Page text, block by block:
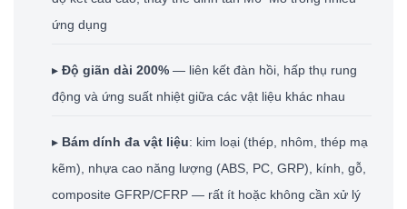
ứng dụng
▸Độ giãn dài 200% — liên kết đàn hồi, hấp thụ rung
động và ứng suất nhiệt giữa các vật liệu khác nhau
▸ Bám dính đa vật liệu: kim loại (thép, nhôm, thép mạ
kẽm), nhựa cao năng lượng (ABS, PC, GRP), kính, gỗ,
composite GFRP/CFRP — rất ít hoặc không cần xử lý